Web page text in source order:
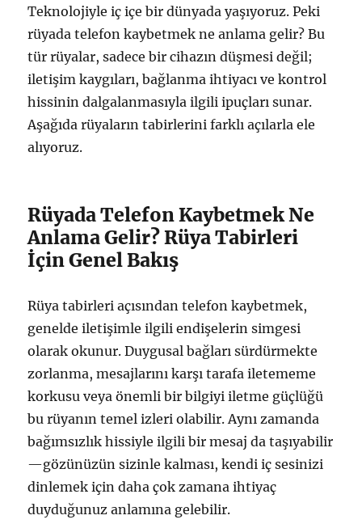
Teknolojiyle iç içe bir dünyada yaşıyoruz. Peki
rüyada telefon kaybetmek ne anlama gelir? Bu
tür rüyalar, sadece bir cihazın düşmesi değil;
iletişim kaygıları, bağlanma ihtiyacı ve kontrol
hissinin dalgalanmasıyla ilgili ipuçları sunar.
Aşağıda rüyaların tabirlerini farklı açılarla ele
alıyoruz.
Rüyada Telefon Kaybetmek Ne
Anlama Gelir? Rüya Tabirleri
İçin Genel Bakış
Rüya tabirleri açısından telefon kaybetmek,
genelde iletişimle ilgili endişelerin simgesi
olarak okunur. Duygusal bağları sürdürmekte
zorlanma, mesajlarını karşı tarafa iletememe
korkusu veya önemli bir bilgiyi iletme güçlüğü
bu rüyanın temel izleri olabilir. Aynı zamanda
bağımsızlık hissiyle ilgili bir mesaj da taşıyabilir
—gözünüzün sizinle kalması, kendi iç sesinizi
dinlemek için daha çok zamana ihtiyaç
duyduğunuz anlamına gelebilir.